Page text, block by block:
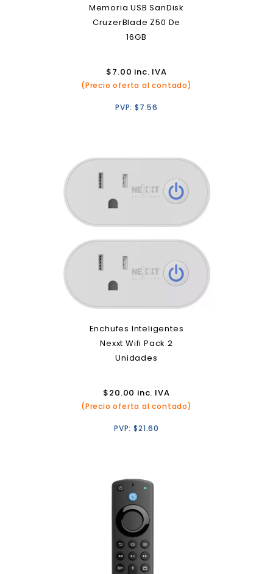
Memoria USB SanDisk
CruzerBlade Z50 De
16GB
$7.00 inc. IVA
(Precio oferta al contado)
PVP: $7.56
Enchufes Inteligentes
Nexxt Wifi Pack 2
Unidades
$20.00 inc. IVA
(Precio oferta al contado)
PVP:$21.60